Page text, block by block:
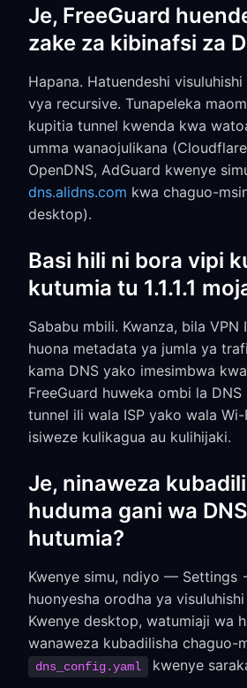
Je, FreeGuard
zake za kibinafsi za
Hapana. Hatuendeshi
vya recursive. Tunapeleka
kupitia tunnel kwenda kwa
umma wanaojulikana
OpenDNS, AdGuard kwenye
dns.alidns.com kwa chaguo-
desktop).
Basi hili ni bora vipi
kutumia tu 1.1.1.1
Sababu mbili. Kwanza, bila VPN
huona metadata ya jumla ya
kama DNS yako imesimbwa
FreeGuard huweka ombi la DNS
tunnel ili wala ISP yako wala
isiweze kulikagua au kulihijaki.
Je, ninaweza
huduma gani wa
hutumia?
Kwenye simu, ndiyo — Settings
huonyesha orodha ya
Kwenye desktop, watumiaji wa
wanaweza kubadilisha chaguo-
dns_config.yaml kwenye